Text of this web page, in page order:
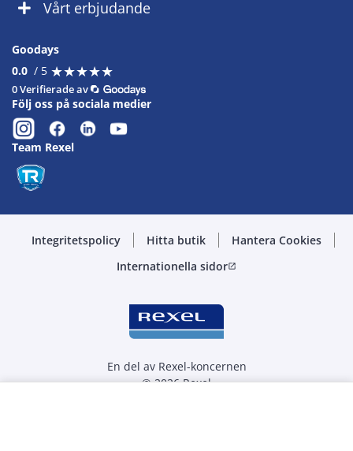
Vårt erbjudande
Goodays
0.0 / 5 ★★★★★
★★★★★
0 Verifierade av
Följ oss på sociala medier
Team Rexel
Integritetspolicy Hitta butik
Hantera Cookies
Internationella sidoropen_in_new
En del av Rexel-koncernen
© 2026 Rexel